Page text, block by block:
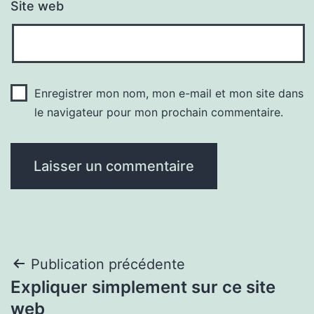
Site web
Enregistrer mon nom, mon e-mail et mon site dans
le navigateur pour mon prochain commentaire.
Navigation
de
Publication précédente
Expliquer simplement sur ce site
web